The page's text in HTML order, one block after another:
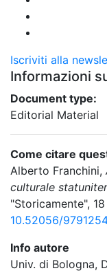
Iscriviti alla
Informazioni
Document type:
Editorial Material
Come citare
Alberto Franchini,
culturale
"Storicamente",
10.52056/
Info autore
Univ. di Bologna,